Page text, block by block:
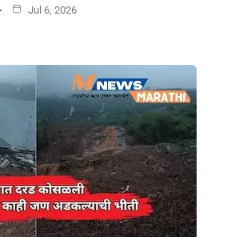
Jul 6, 2026